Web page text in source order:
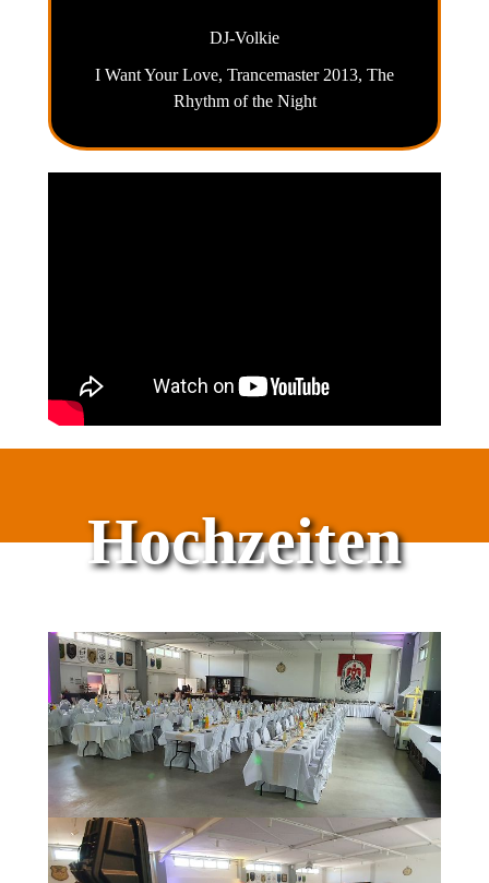
DJ-Volkie
I Want Your Love, Trancemaster 2013, The
Rhythm of the Night
Hochzeiten